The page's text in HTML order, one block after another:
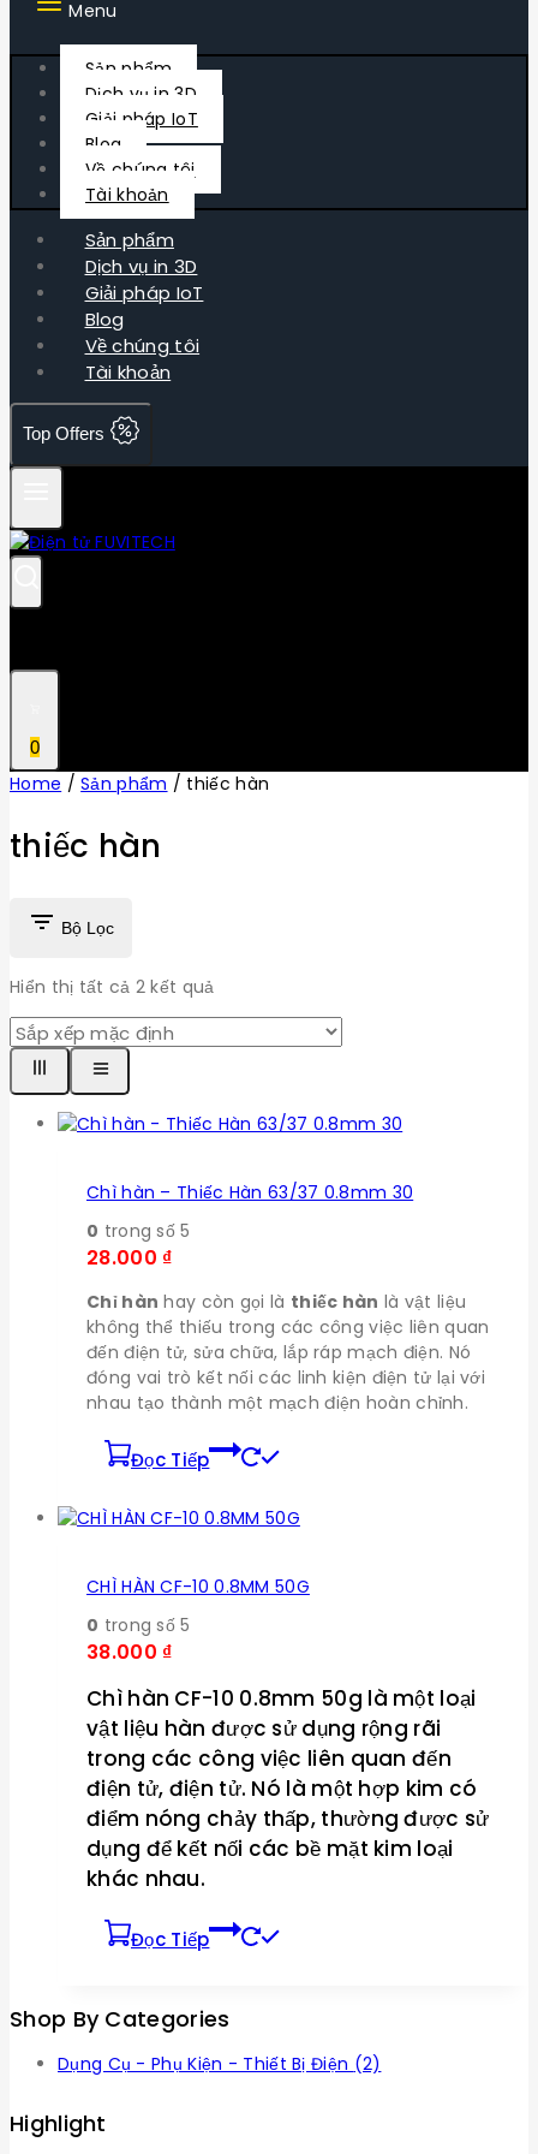
Menu
Sản phẩm
Dịch vụ in 3D
Giải pháp IoT
Blog
Về chúng tôi
Tài khoản
Sản phẩm
Dịch vụ in 3D
Giải pháp IoT
Blog
Về chúng tôi
Tài khoản
Top Offers
0
Home / Sản phẩm / thiếc hàn
thiếc hàn
Bộ Lọc
Hiển thị tất cả 2 kết quả
Chì hàn – Thiếc Hàn 63/37 0.8mm 30
0 trong số 5
28.000 ₫
Chỉ hàn hay còn gọi là thiếc hàn là vật liệu
không thể thiếu trong các công việc liên quan
đến điện tử, sửa chữa, lắp ráp mạch điện. Nó
đóng vai trò kết nối các linh kiện điện tử lại với
nhau tạo thành một mạch điện hoàn chỉnh.
Đọc Tiếp
CHÌ HÀN CF-10 0.8MM 50G
0 trong số 5
38.000 ₫
Chì hàn CF-10 0.8mm 50g là một loại
vật liệu hàn được sử dụng rộng rãi
trong các công việc liên quan đến
điện tử, điện tử. Nó là một hợp kim có
điểm nóng chảy thấp, thường được sử
dụng để kết nối các bề mặt kim loại
khác nhau.
Đọc Tiếp
Shop By Categories
Dụng Cụ - Phụ Kiện - Thiết Bị Điện (2)
Highlight